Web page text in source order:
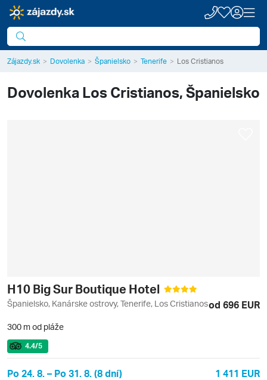
Zájazdy.sk Dovolenka Španielsko Tenerife Los Cristianos
Dovolenka Los Cristianos, Španielsko
H10 Big Sur Boutique Hotel
Španielsko, Kanárske ostrovy, Tenerife, Los Cristianosod 696 EUR
300 m od pláže
4.4/5
Po 24. 8. – Po 31. 8. (8 dní) 1 411 EUR